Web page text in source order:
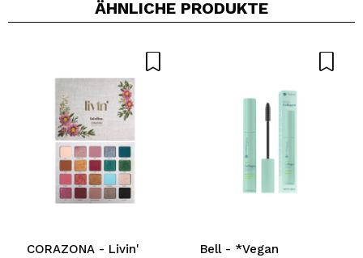
ÄHNLICHE PRODUKTE
CORAZONA - Livin'
Bell - *Vegan